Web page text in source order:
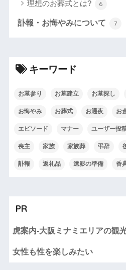
理想のお葬式とは? 6
訃報・お悔やみについて 7
キーワード
お墓参り お墓建立 お墓探し
お悔やみ お葬式 お通夜 お
エピソード マナー ユーザー投
喪主 家族 家族葬 弔辞
訃報 返礼品 遺影の準備 香
PR
虎案内-大阪ミナミエリアの観
女性も性を楽しみたい